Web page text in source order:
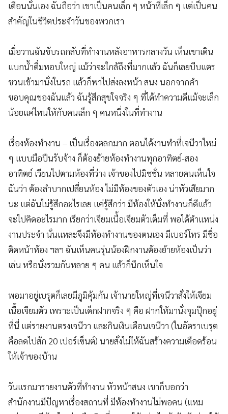
เดือนนั่นเอง ฉันถือว่า เขาเป็นคนเล็ก ๆ หน้าที่เล็ก ๆ แต่เป็นคน
สำคัญในชีวิตประจำวันของพวกเรา
เมื่อวานฉันขับรถกลับที่ทำงานหลังอาหารกลางวัน เห็นเขาเดิน
แบกน้ำดื่มหอบใหญ่ แม้ว่าจะใกล้ถึงที่มากแล้ว ฉันก็เลยบีบแตร
ชวนเข้ามานั่งในรถ แล้วก็พาไปส่งลงหน้า สนง นอกจากคำ
ขอบคุณของฉันแล้ว ฉันรู้สึกสุขใจจริง ๆ ที่ได้ทำความดีแม้จะเล็ก
น้อยแค่ไหนให้กับคนเล็ก ๆ คนหนึ่งในที่ทำงาน
เรื่องห้องทำงาน – เป็นเรื่องตลกมาก ตอนได้งานทำที่เจนีวาใหม่
ๆ แบบมือปืนรับจ้าง ก็ต้องย้ายห้องทำงานทุกอาทิตย์-สอง
อาทิตย์ เวียนไปตามห้องที่ว่าง เจ้าของไปมิชชั่น หลายคนเห็นใจ
ฉันว่า ต้องลำบากเปลี่ยนห้อง ไม่มีห้องของตัวเอง น่าหัวเสียมาก
นะ แต่ฉันไม่รู้สึกอะไรเลย แค่รู้สึกว่า มีห้องให้นั่งทำงานก็ดีแล้ว
จะไปคิดอะไรมาก เรียกว่าเจียมเนื้อเจียมตัวเต็มที่ พอได้ตำแหน่ง
งานประจำ นั่นแหละจึงมีห้องทำงานของตนเอง มีเบอร์โทร มีชื่อ
ติดหน้าห้อง ฯลฯ ฉันเห็นคนรุ่นน้องฝึกงานต้องย้ายห้องเป็นว่า
เล่น หรือนั่งรวมกันหลาย ๆ คน แล้วก็นึกเห็นใจ
พอมาอยู่เบรุตก็เลยมีภูมิคุ้มกัน เจ้านายใหญ่ที่เจนีวาสั่งให้เจียม
เนื้อเจียมตัว เพราะเป็นเด็กฝากจริง ๆ คือ ฝากให้มานั่งจุมปุ๊กอยู่
ที่นี่ แต่รายงานตรงเจนีวา และกินเงินเดือนเจนีวา (ในอัตราเบรุต
คือลดไปสัก 20 เปอร์เซ็นต์) นายสั่งไม่ให้ฉันสร้างความเดือดร้อน
ให้เจ้าของบ้าน
วันแรกมารายงานตัวที่ทำงาน หัวหน้าสนง เขาก็บอกว่า
สำนักงานมีปัญหาเรื่องสถานที่ มีห้องทำงานไม่พอคน (แหม